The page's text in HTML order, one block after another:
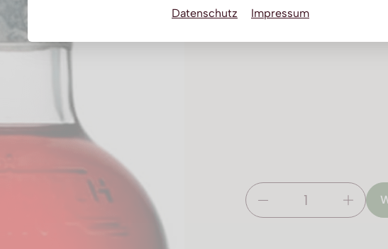
Datenschutz Impressum